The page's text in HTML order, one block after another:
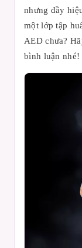
nhưng đầy
một lớp tập
AED chưa?
bình luận nhé!